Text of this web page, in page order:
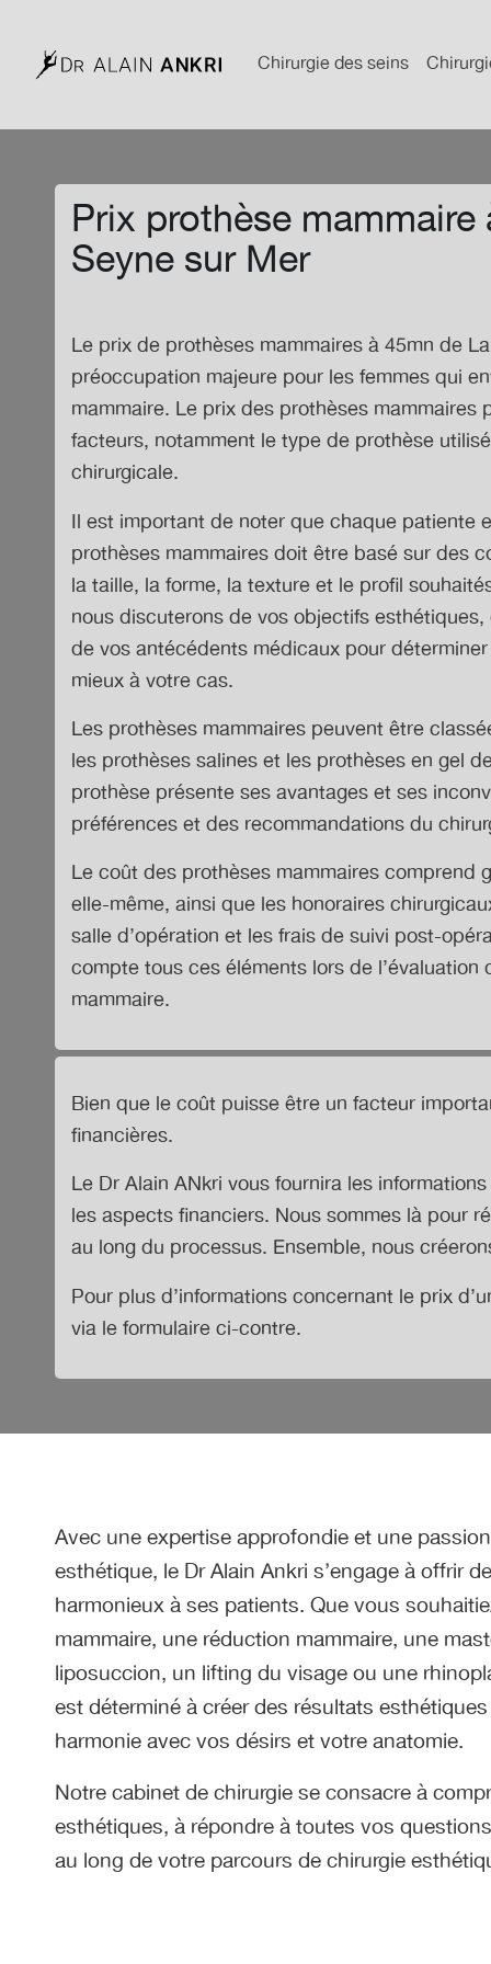
Chirurgie des seins
Prix prothèse
Seyne sur Mer
Le prix de prothèses mammaires à 45mn de
préoccupation majeure pour les femmes qui
mammaire. Le prix des prothèses
facteurs, notamment le type de prothèse
chirurgicale.
Il est important de noter que chaque patiente
prothèses mammaires doit être basé sur des
la taille, la forme, la texture et le profil
nous discuterons de vos objectifs
de vos antécédents médicaux pour
mieux à votre cas.
Les prothèses mammaires peuvent être
les prothèses salines et les prothèses en gel
prothèse présente ses avantages et ses
préférences et des recommandations du
Le coût des prothèses mammaires comprend
elle-même, ainsi que les honoraires
salle d’opération et les frais de suivi post-
compte tous ces éléments lors de l’évaluation
mammaire.
Bien que le coût puisse être un facteur
financières.
Le Dr Alain ANkri vous fournira les
les aspects financiers. Nous sommes là pour
au long du processus. Ensemble, nous
Pour plus d’informations concernant le prix
via le formulaire ci-contre.
Avec une expertise approfondie et une
esthétique, le Dr Alain Ankri s’engage à offrir
harmonieux à ses patients. Que vous
mammaire, une réduction mammaire, une
liposuccion, un lifting du visage ou une
est déterminé à créer des résultats
harmonie avec vos désirs et votre anatomie.
Notre cabinet de chirurgie se consacre à
esthétiques, à répondre à toutes vos
au long de votre parcours de chirurgie